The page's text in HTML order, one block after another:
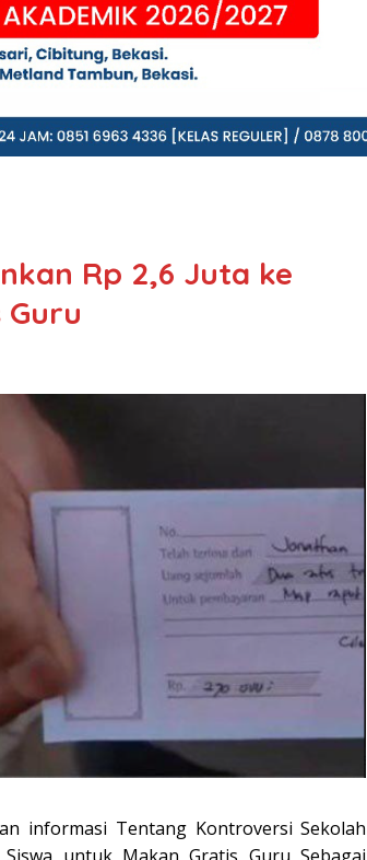
Rp 2,6 Juta ke
informasi Tentang Kontroversi Sekolah